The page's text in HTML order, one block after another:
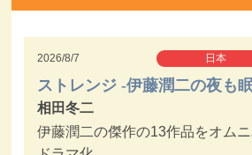
2026/8/7 日本
ストレンジ -伊藤潤二の夜も
相田冬二
伊藤潤二の傑作の13作品をオム